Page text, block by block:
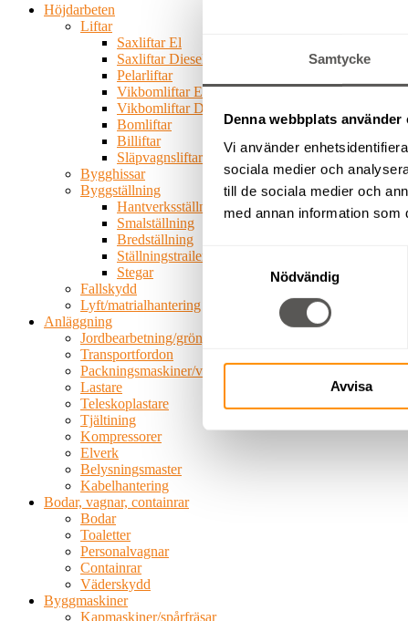
Samtycke
Denna webbplats använder
Vi använder
sociala medier och
till de sociala medier och
med annan information
Samtyckesval
Nödvändig
Avvisa
Höjdarbeten
Liftar
Saxliftar El
Saxliftar Diesel
Pelarliftar
Vikbomliftar El
Vikbomliftar Diesel
Bomliftar
Billiftar
Släpvagnsliftar
Bygghissar
Byggställning
Hantverksställning
Smalställning
Bredställning
Ställningstrailer
Stegar
Fallskydd
Lyft/matrialhantering
Anläggning
Jordbearbetning/grönytemaskiner
Transportfordon
Packningsmaskiner/vältar
Lastare
Teleskoplastare
Tjältining
Kompressorer
Elverk
Belysningsmaster
Kabelhantering
Bodar, vagnar, containrar
Bodar
Toaletter
Personalvagnar
Containrar
Väderskydd
Byggmaskiner
Kapmaskiner/spårfräsar